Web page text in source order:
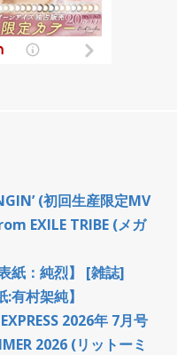
(初回生産限定MV
EXILE TRIBE (メガ
紙：純烈】 [雑誌]
村架純】
2026年 7月号
2026 (リットーミ